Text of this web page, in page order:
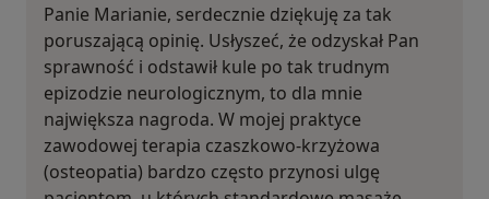
Panie Marianie, serdecznie dziękuję za tak
poruszającą opinię. Usłyszeć, że odzyskał Pan
sprawność i odstawił kule po tak trudnym
epizodzie neurologicznym, to dla mnie
największa nagroda. W mojej praktyce
zawodowej terapia czaszkowo-krzyżowa
(osteopatia) bardzo często przynosi ulgę